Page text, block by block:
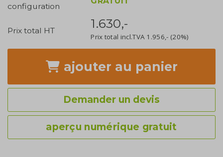
configuration
Prix total HT 1.630,-
Prix total incl.TVA 1.956,- (20%)
ajouter au panier
Demander un devis
aperçu numérique gratuit